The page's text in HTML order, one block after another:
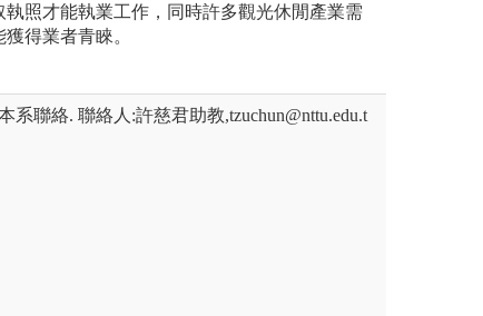
照才能執業工作，同時許多觀光休閒產業需
得業者青睞。
系聯絡. 聯絡人:許慈君助教,tzuchun@nttu.edu.t